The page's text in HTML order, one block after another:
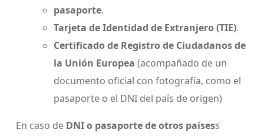
pasaporte.
Tarjeta de Identidad de Extranjero (TIE).
Certificado de Registro de Ciudadanos de
la Unión Europea (acompañado de un
documento oficial con fotografía, como el
pasaporte o el DNI del país de origen)
En caso de DNI o pasaporte de otros paísess